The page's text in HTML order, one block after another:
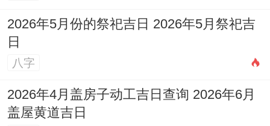
但忌讳的有安葬，开生坟、行丧等。在这一
天的冲煞也很关键，是「冲牛煞西」、所以
属牛的朋友尤其要避开此日办大事，而当天
的三煞位在西方，动土，修建等事宜应避免
朝此方位。
2026年5月份的祭祀吉日 2026年5月祭祀吉
日
八字
2026年4月盖房子动工吉日查询 2026年6月
盖屋黄道吉日